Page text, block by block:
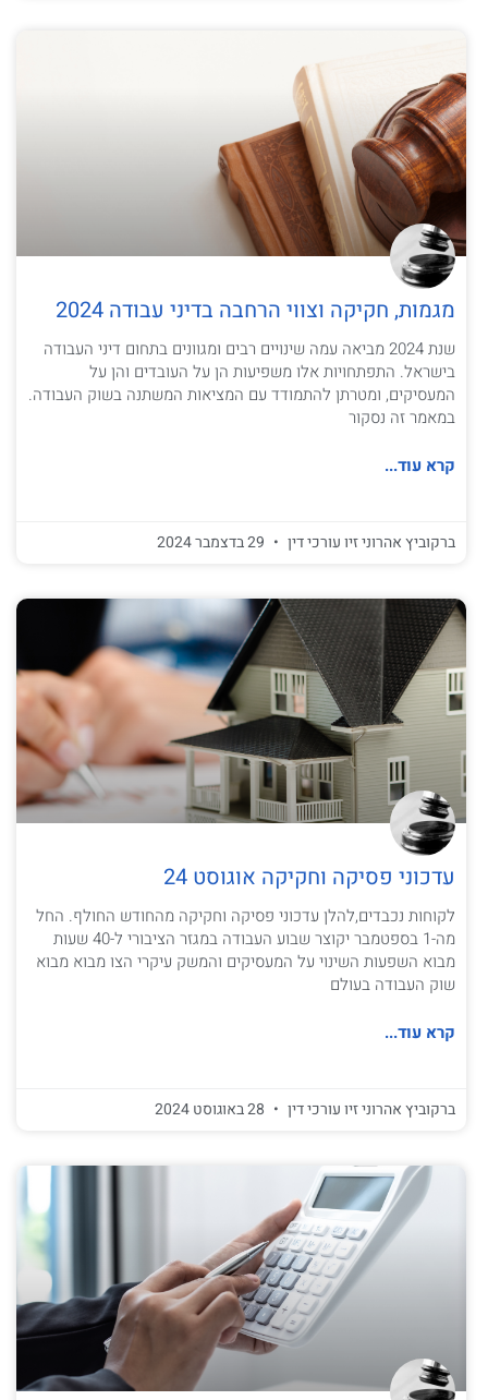
מגמות, חקיקה וצווי הרחבה בדיני עבודה 2024
שנת 2024 מביאה עמה שינויים רבים ומגוונים בתחום דיני העבודה
בישראל. התפתחויות אלו משפיעות הן על העובדים והן על
המעסיקים, ומטרתן להתמודד עם המציאות המשתנה בשוק העבודה.
במאמר זה נסקור
קרא עוד...
ברקוביץ אהרוני זיו עורכי דין
עדכוני פסיקה וחקיקה אוגוסט 24
לקוחות נכבדים,להלן עדכוני פסיקה וחקיקה מהחודש החולף. החל
מה-1 בספטמבר יקוצר שבוע העבודה במגזר הציבורי ל-40 שעות
מבוא השפעות השינוי על המעסיקים והמשק עיקרי הצו מבוא מבוא
שוק העבודה בעולם
קרא עוד...
ברקוביץ אהרוני זיו עורכי דין